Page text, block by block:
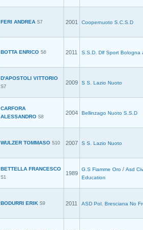
FERI ANDREA S7 2001 Coopernuoto S.C.S.D
BOTTA ENRICO S6 2011 S.S.D. Dlf Sport Bologna
D'APOSTOLI VITTORIO
S7
2009 S S. Lazio Nuoto
CARFORA
ALESSANDRO S8
2004 Bellinzago Nuoto S.S.D
WULZER TOMMASO S10 2007 S S. Lazio Nuoto
BETTELLA FRANCESCO
S1
1989
G.S Fiamme Oro / Asd
Education
BODURRI ERIK S9 2011 ASD Pol. Bresciana No